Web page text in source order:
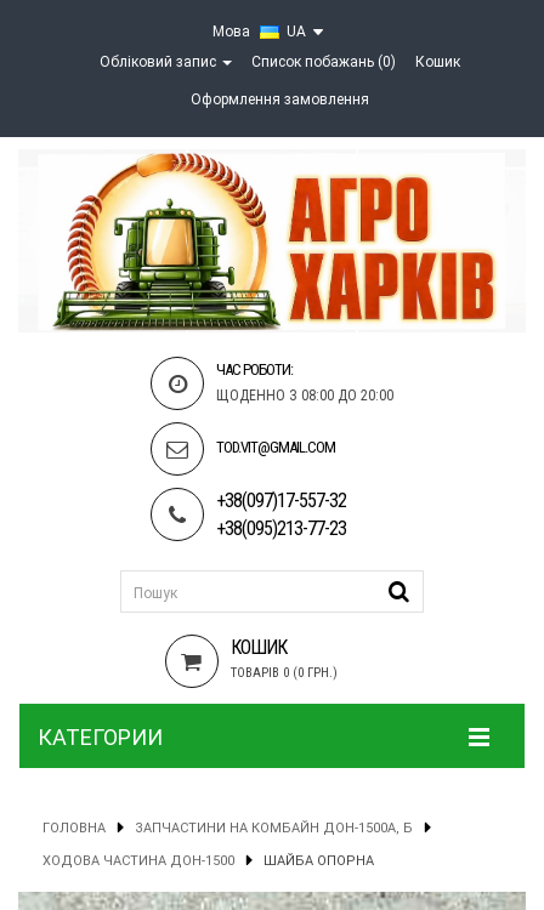
Мова
UA
Обліковий запис
Список побажань (0) Кошик
Оформлення замовлення
ЧАС РОБОТИ:
ЩОДЕННО З 08:00 ДО 20:00
TOD.VIT@GMAIL.COM
+38(097)17-557-32
+38(095)213-77-23
КОШИК
ТОВАРІВ 0 (0 ГРН.)
КАТЕГОРИИ
ГОЛОВНА ЗАПЧАСТИНИ НА КОМБАЙН ДОН-1500А, Б
ХОДОВА ЧАСТИНА ДОН-1500 ШАЙБА ОПОРНА